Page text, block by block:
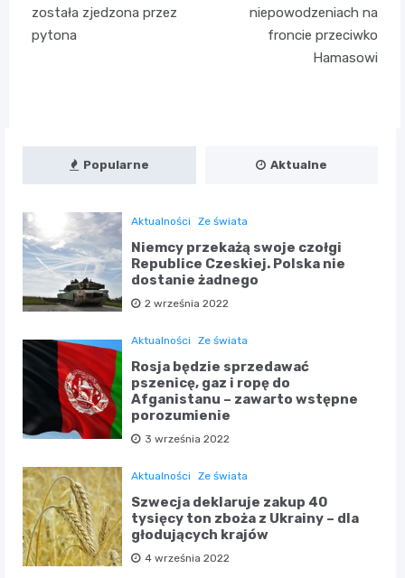
została zjedzona przez
pytona
niepowodzeniach na
froncie przeciwko
Hamasowi
Popularne Aktualne
Aktualności Ze świata
Niemcy przekażą swoje czołgi
Republice Czeskiej. Polska nie
dostanie żadnego
2 września 2022
Aktualności Ze świata
Rosja będzie sprzedawać
pszenicę, gaz i ropę do
Afganistanu – zawarto wstępne
porozumienie
3 września 2022
Aktualności Ze świata
Szwecja deklaruje zakup 40
tysięcy ton zboża z Ukrainy – dla
głodujących krajów
4 września 2022